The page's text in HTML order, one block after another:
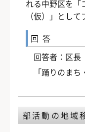
れる中野区を「
（仮）」とし
回答
回答者：区長
「踊りのま
部活動の地域